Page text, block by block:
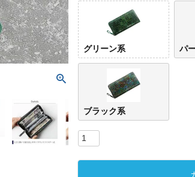
グリーン系 パ
ブラック系